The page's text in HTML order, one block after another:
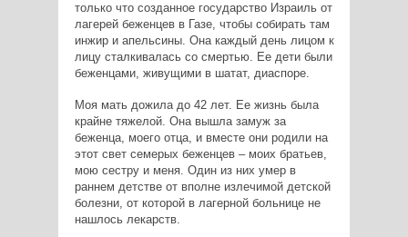
только что созданное государство Израиль от
лагерей беженцев в Газе, чтобы собирать там
инжир и апельсины. Она каждый день лицом к
лицу сталкивалась со смертью. Ее дети были
беженцами, живущими в шатат, диаспоре.
Моя мать дожила до 42 лет. Ее жизнь была
крайне тяжелой. Она вышла замуж за
беженца, моего отца, и вместе они родили на
этот свет семерых беженцев – моих братьев,
мою сестру и меня. Один из них умер в
раннем детстве от вполне излечимой детской
болезни, от которой в лагерной больнице не
нашлось лекарств.